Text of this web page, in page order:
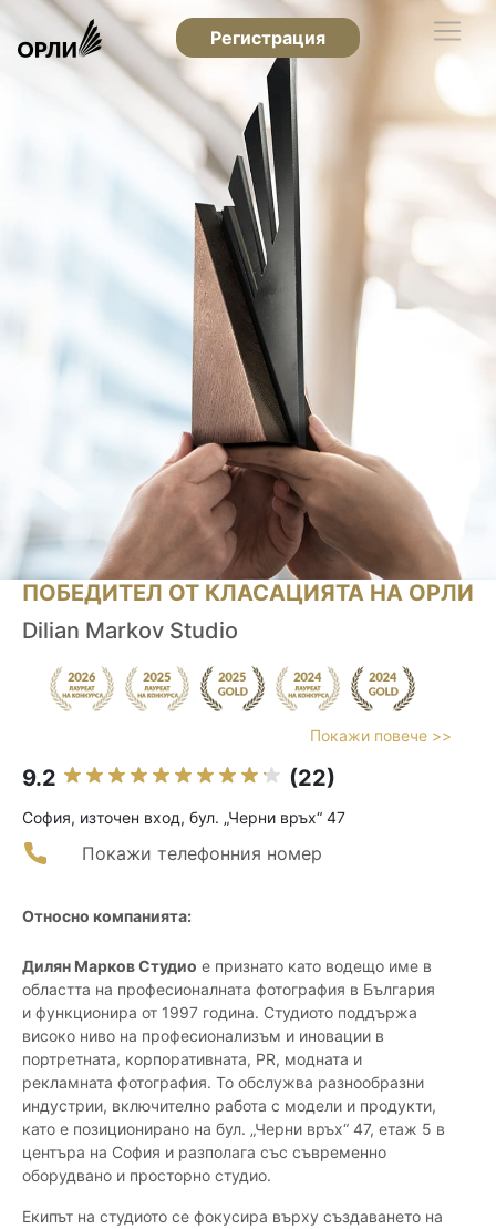
Регистрация
ПОБЕДИТЕЛ ОТ КЛАСАЦИЯТА НА ОРЛИ
Dilian Markov Studio
Покажи повече >>
9.2 (22)
София, източен вход, бул. „Черни връх“ 47
Покажи телефонния номер
Относно компанията:
Дилян Марков Студио е признато като водещо име в
областта на професионалната фотография в България
и функционира от 1997 година. Студиото поддържа
високо ниво на професионализъм и иновации в
портретната, корпоративната, PR, модната и
рекламната фотография. То обслужва разнообразни
индустрии, включително работа с модели и продукти,
като е позиционирано на бул. „Черни връх“ 47, етаж 5 в
центъра на София и разполага със съвременно
оборудвано и просторно студио.
Екипът на студиото се фокусира върху създаването на